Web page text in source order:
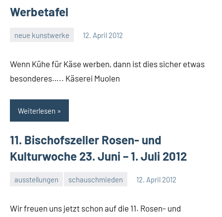
Werbetafel
neue kunstwerke 12. April 2012
Wenn Kühe für Käse werben, dann ist dies sicher etwas
besonderes….. Käserei Muolen
Weiterlesen
11. Bischofszeller Rosen- und
Kulturwoche 23. Juni – 1. Juli 2012
ausstellungen schauschmieden 12. April 2012
Wir freuen uns jetzt schon auf die 11. Rosen- und